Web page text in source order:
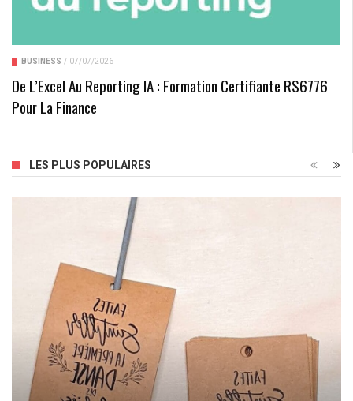
BUSINESS / 07/07/2026
De L’Excel Au Reporting IA : Formation Certifiante RS6776
Pour La Finance
LES PLUS POPULAIRES